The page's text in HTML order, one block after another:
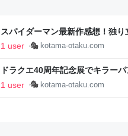
スパイダーマン最新作感想！独
ブカルがお好き
1 user kotama-otaku.com
ドラクエ40周年記念展でキラー
らパパはサブカルがお好き
1 user kotama-otaku.com